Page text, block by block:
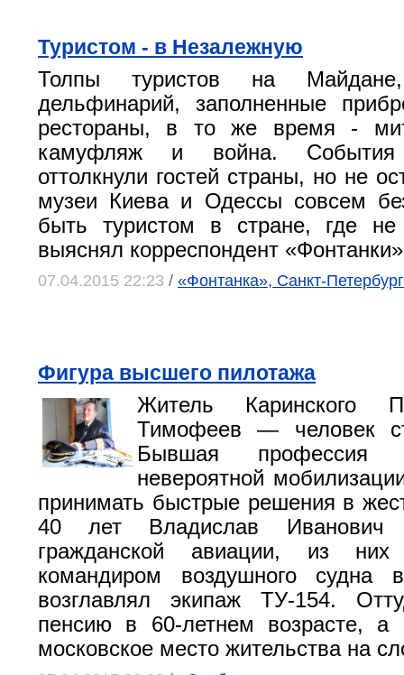
Туристом - в Незалежную
Толпы туристов на
дельфинарий, заполненные
рестораны, в то же время -
камуфляж и война.
оттолкнули гостей страны, но не
музеи Киева и Одессы совсем
быть туристом в стране, где не
выяснял корреспондент
07.04.2015 22:23 / «Фонтанка», Санкт-Петербург
Фигура высшего пилотажа
Житель Каринского
Тимофеев — человек
Бывшая профессия
невероятной
принимать быстрые решения в
40 лет Владислав Иванович
гражданской авиации, из
командиром воздушного
возглавлял экипаж ТУ-154.
пенсию в 60-летнем возрасте, а
московское место жительства на